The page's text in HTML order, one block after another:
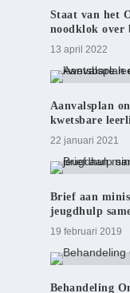
Staat van het
noodklok over
13 april 2022
Aanvalsplan
kwetsbare
22 januari 2021
Brief aan
jeugdhulp
19 februari 2019
Behandeling